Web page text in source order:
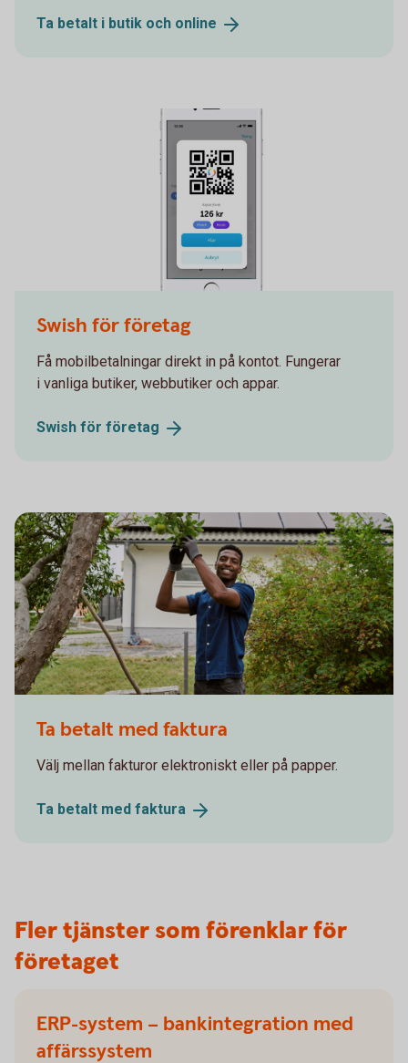
Ta betalt i butik och online
Swish för företag
Få mobilbetalningar direkt in på kontot. Fungerar
i vanliga butiker, webbutiker och appar.
Swish för företag
Ta betalt med faktura
Välj mellan fakturor elektroniskt eller på papper.
Ta betalt med faktura
Fler tjänster som förenklar för
företaget
ERP-system – bankintegration med
affärssystem